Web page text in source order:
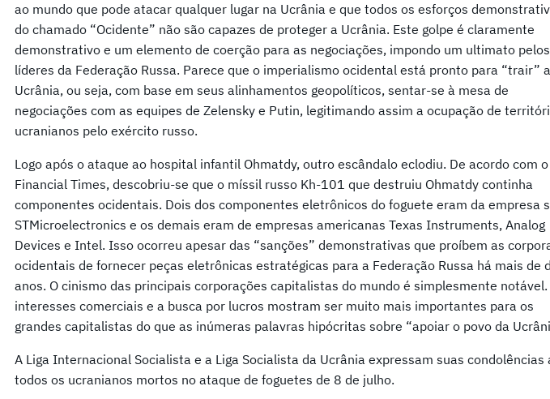
ao mundo que pode atacar qualquer lugar na Ucrânia e que todos os esforços
do chamado “Ocidente” não são capazes de proteger a Ucrânia. Este golpe é claramente
demonstrativo e um elemento de coerção para as negociações, impondo um ultimato pelos
líderes da Federação Russa. Parece que o imperialismo ocidental está pronto para “trair” a
Ucrânia, ou seja, com base em seus alinhamentos geopolíticos, sentar-se à mesa de
negociações com as equipes de Zelensky e Putin, legitimando assim a ocupação de
ucranianos pelo exército russo.
Logo após o ataque ao hospital infantil Ohmatdy, outro escândalo eclodiu. De acordo com o
Financial Times, descobriu-se que o míssil russo Kh-101 que destruiu Ohmatdy continha
componentes ocidentais. Dois dos componentes eletrônicos do foguete eram da empresa
STMicroelectronics e os demais eram de empresas americanas Texas Instruments, Analog
Devices e Intel. Isso ocorreu apesar das “sanções” demonstrativas que proíbem as
ocidentais de fornecer peças eletrônicas estratégicas para a Federação Russa há mais de
anos. O cinismo das principais corporações capitalistas do mundo é simplesmente notável.
interesses comerciais e a busca por lucros mostram ser muito mais importantes para os
grandes capitalistas do que as inúmeras palavras hipócritas sobre “apoiar o povo da
A Liga Internacional Socialista e a Liga Socialista da Ucrânia expressam suas condolências
todos os ucranianos mortos no ataque de foguetes de 8 de julho.